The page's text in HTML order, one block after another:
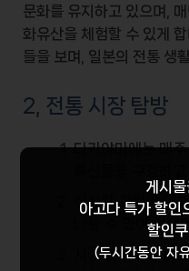
문화를 유지하고 있으며,
화유산을 체험할 수 있게
들을 보며, 일본의 전통 생
2, 전통 시장 탐방
다카야마에는 매
신선한 과일과 야
나볼 수 있어 여행
시장 분위기를 느
게시물
아고다 특가 할인
할인
(두시간동안 자